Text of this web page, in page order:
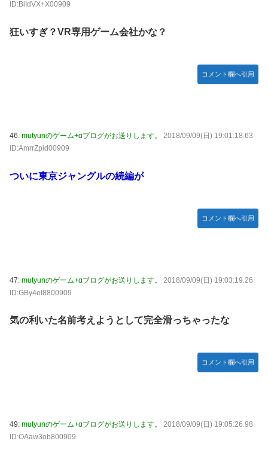
ID:BiIdVX+X00909
狂いすぎ？VR専用ゲーム会社かな？
コメント欄へ引用
46: mutyunのゲーム+αブログがお送りします。
2018/09/09(日) 19:01:18.63
ID:AmrrZpid00909
ついに東京ジャングルの続編が
コメント欄へ引用
47: mutyunのゲーム+αブログがお送りします。
2018/09/09(日) 19:03:19.26
ID:GBy4eI8800909
気の利いた名前考えようとして完全滑っちゃったな
コメント欄へ引用
49: mutyunのゲーム+αブログがお送りします。
2018/09/09(日) 19:05:26.98
ID:OAaw3ob800909